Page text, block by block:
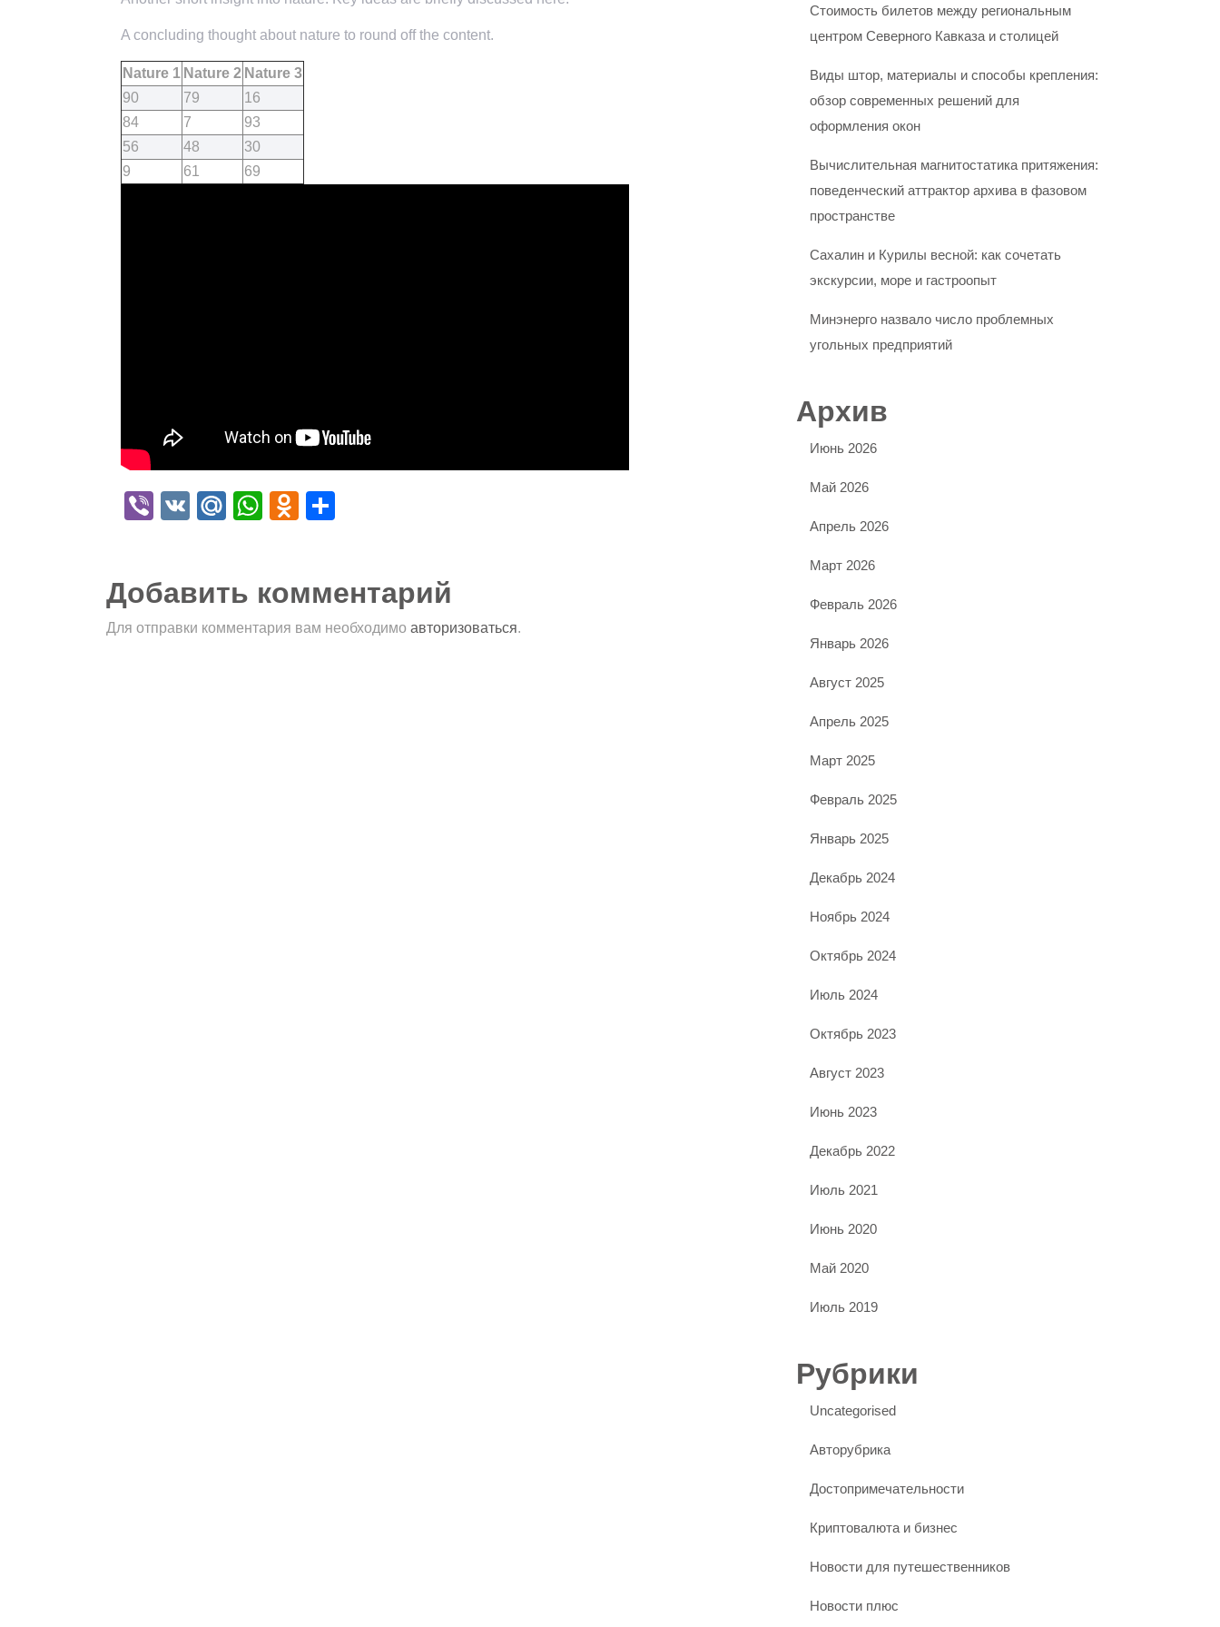
A concluding thought about nature to round off the content.
Nature 1 Nature 2 Nature 3
90
79
16
84
7
93
56
48
30
9
61 69
Viber
VK Mail.Ru
WhatsApp
Odnoklassniki
Добавить комментарий
Для отправки комментария вам необходимо авторизоваться.
Стоимость билетов между региональным
центром Северного Кавказа и столицей
Виды штор, материалы и способы крепления:
обзор современных решений для
оформления окон
Вычислительная магнитостатика притяжения:
поведенческий аттрактор архива в фазовом
пространстве
Сахалин и Курилы весной: как сочетать
экскурсии, море и гастроопыт
Минэнерго назвало число проблемных
угольных предприятий
Архив
Июнь 2026
Май 2026
Апрель 2026
Март 2026
Февраль 2026
Январь 2026
Август 2025
Апрель 2025
Март 2025
Февраль 2025
Январь 2025
Декабрь 2024
Ноябрь 2024
Октябрь 2024
Июль 2024
Октябрь 2023
Август 2023
Июнь 2023
Декабрь 2022
Июль 2021
Июнь 2020
Май 2020
Июль 2019
Рубрики
Uncategorised
Авторубрика
Достопримечательности
Криптовалюта и бизнес
Новости для путешественников
Новости плюс